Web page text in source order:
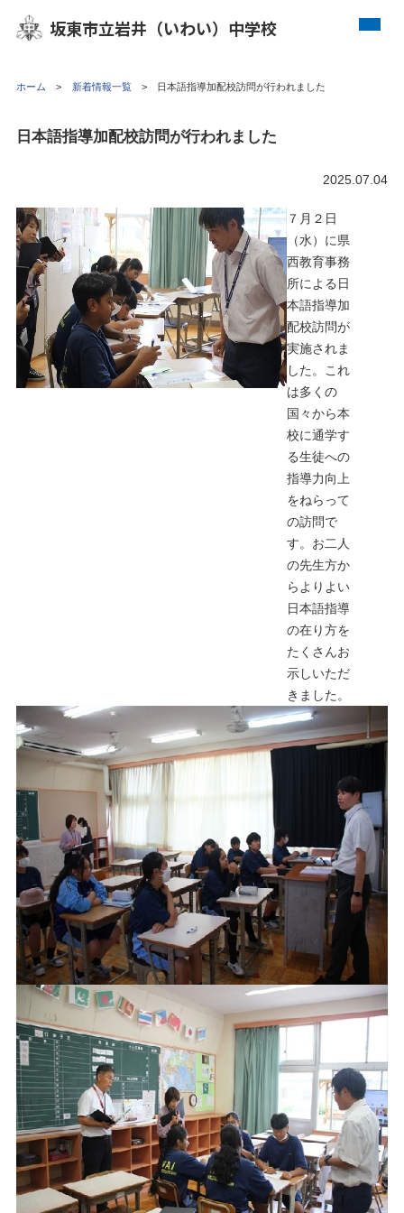
坂東市立岩井（いわい）中学校
ホーム 新着情報一覧 日本語指導加配校訪問が行われました
日本語指導加配校訪問が行われました
2025.07.04
７月２日
（水）に県
西教育事務
所による日
本語指導加
配校訪問が
実施されま
した。これ
は多くの
国々から本
校に通学す
る生徒への
指導力向上
をねらって
の訪問で
す。お二人
の先生方か
らよりよい
日本語指導
の在り方を
たくさんお
示しいただ
きました。